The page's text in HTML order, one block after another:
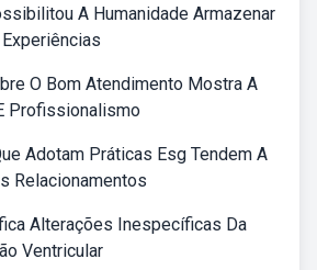
A Humanidade Armazenar
O Bom Atendimento Mostra A
Profissionalismo
Adotam Práticas Esg Tendem A
Relacionamentos
Alterações Inespecíficas Da
Ventricular